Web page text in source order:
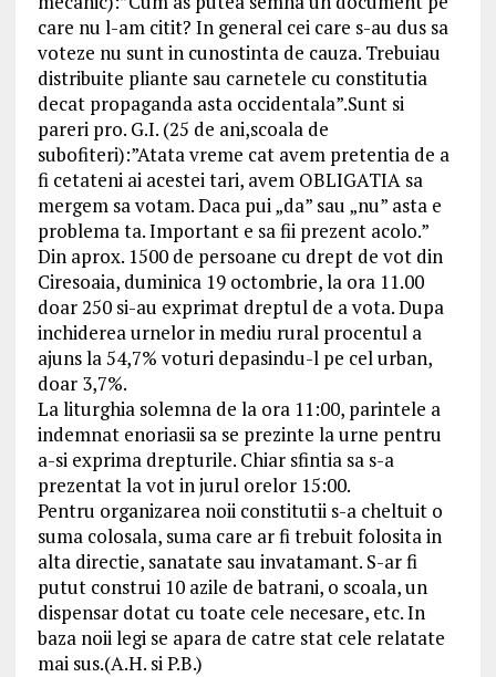
care nu l-am citit? In general cei care s-au dus sa
voteze nu sunt in cunostinta de cauza. Trebuiau
distribuite pliante sau carnetele cu constitutia
decat propaganda asta occidentala”.Sunt si
pareri pro. G.I. (25 de ani,scoala de
subofiteri):”Atata vreme cat avem pretentia de a
fi cetateni ai acestei tari, avem OBLIGATIA sa
mergem sa votam. Daca pui „da” sau „nu” asta e
problema ta. Important e sa fii prezent acolo.”
Din aprox. 1500 de persoane cu drept de vot din
Ciresoaia, duminica 19 octombrie, la ora 11.00
doar 250 si-au exprimat dreptul de a vota. Dupa
inchiderea urnelor in mediu rural procentul a
ajuns la 54,7% voturi depasindu-l pe cel urban,
doar 3,7%.
La liturghia solemna de la ora 11:00, parintele a
indemnat enoriasii sa se prezinte la urne pentru
a-si exprima drepturile. Chiar sfintia sa s-a
prezentat la vot in jurul orelor 15:00.
Pentru organizarea noii constitutii s-a cheltuit o
suma colosala, suma care ar fi trebuit folosita in
alta directie, sanatate sau invatamant. S-ar fi
putut construi 10 azile de batrani, o scoala, un
dispensar dotat cu toate cele necesare, etc. In
baza noii legi se apara de catre stat cele relatate
mai sus.(A.H. si P.B.)